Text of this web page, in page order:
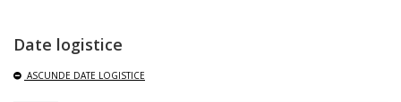
Date logistice
ASCUNDE DATE LOGISTICE